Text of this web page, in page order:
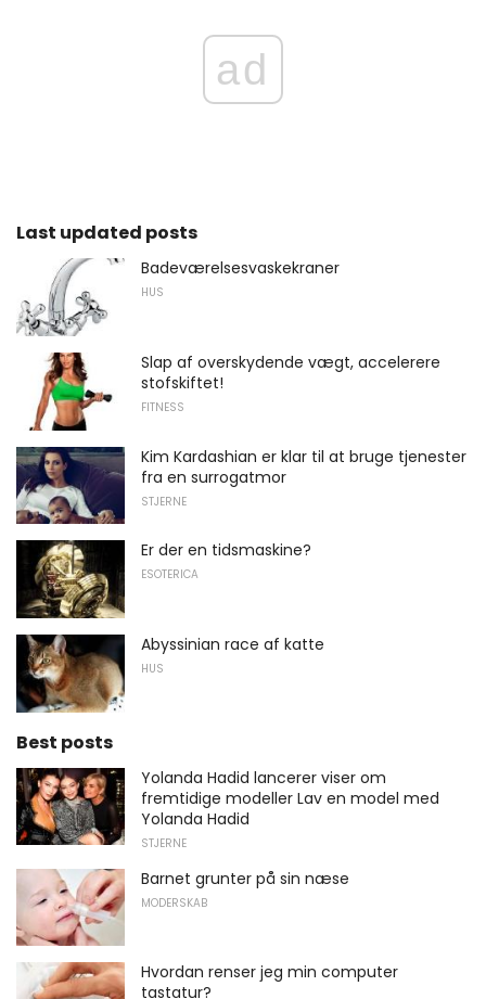
ad
Last updated posts
Badeværelsesvaskekraner
HUS
Slap af overskydende vægt, accelerere
stofskiftet!
FITNESS
Kim Kardashian er klar til at bruge tjenester
fra en surrogatmor
STJERNE
Er der en tidsmaskine?
ESOTERICA
Abyssinian race af katte
HUS
Best posts
Yolanda Hadid lancerer viser om
fremtidige modeller Lav en model med
Yolanda Hadid
STJERNE
Barnet grunter på sin næse
MODERSKAB
Hvordan renser jeg min computer
tastatur?